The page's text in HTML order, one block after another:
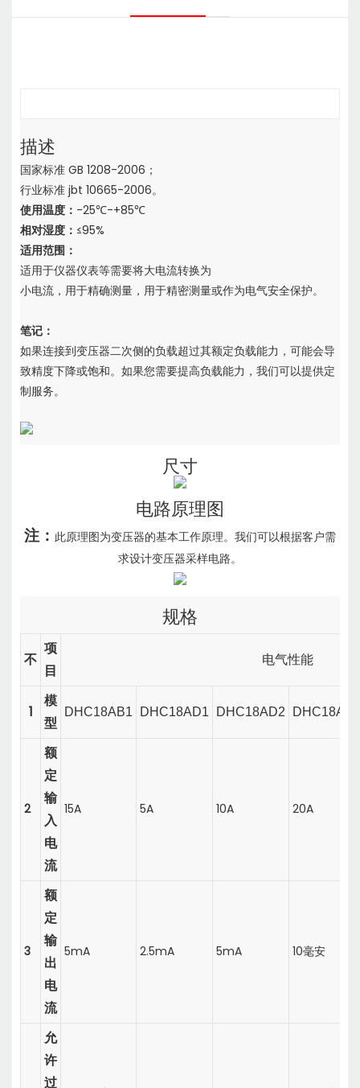
描述
国家标准 GB 1208-2006；
行业标准 jbt 10665-2006。
使用温度： -25℃-+85℃
相对湿度： ≤95%
适用范围：
适用于仪器仪表等需要将大电流转换为
小电流，用于精确测量，用于精密测量或作为电气安全保护。
笔记：
如果连接到变压器二次侧的负载超过其额定负载能力， 可能会导
致精度下降或饱和。如果您需要提高负载能力 ，我们可以提供定
制服务。
尺寸
电路原理图
注： 此原理图为变压器的基本工作原理。我们可以根据客户需
求设计变压器采样电路。
规格
不
项
目
电气性能
1
模
型
DHC18AB1 DHC18AD1 DHC18AD2
2
额
定
输
入
电
流
15A 5A 10A 20A
3
额
定
输
出
电
流
5mA 2.5mA 5mA 10毫安
允
许
过